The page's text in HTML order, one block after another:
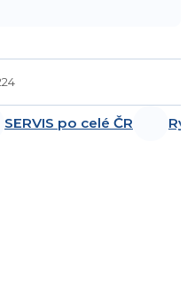
SERVIS po celé ČR